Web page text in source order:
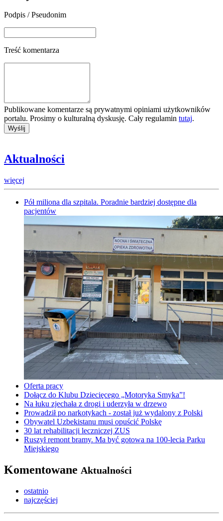
Podpis / Pseudonim
Treść komentarza
Publikowane komentarze są prywatnymi opiniami użytkowników
portalu. Prosimy o kulturalną dyskusję. Cały regulamin tutaj.
Aktualności
więcej
Pół miliona dla szpitala. Poradnie bardziej dostępne dla
pacjentów
Oferta pracy
Dołącz do Klubu Dziecięcego „Motoryka Smyka”!
Na łuku zjechała z drogi i uderzyła w drzewo
Prowadził po narkotykach - został już wydalony z Polski
Obywatel Uzbekistanu musi opuścić Polskę
30 lat rehabilitacji leczniczej ZUS
Ruszył remont bramy. Ma być gotowa na 100-lecia Parku
Miejskiego
Komentowane Aktualności
ostatnio
najczęściej